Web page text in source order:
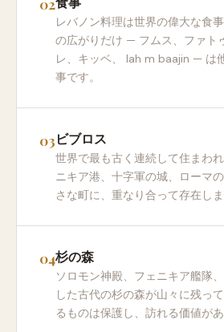
レバノン料理は世界の偉大な食
の広がりだけ — フムス、ファト
レ、キッベ、 lah m baajin — は
事です。
ビブロス
世界で最も古く連続して住まわれ
ニキア港、十字軍の城、ローマの
さな町に、重なり合って存在しま
杉の森
ソロモン神殿、フェニキア艦隊
した古代の杉の森が山々に残っ
るものは保護し、訪れる価値があ